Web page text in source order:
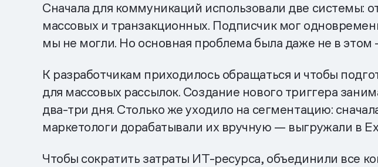
Сначала для коммуникаций использовали две системы:
массовых и транзакционных. Подписчик мог
мы не могли. Но основная проблема была даже не в
К разработчикам приходилось обращаться и чтобы
для массовых рассылок. Создание нового триггера
два-три дня. Столько же уходило на сегментацию:
маркетологи дорабатывали их вручную — выгружали в
Чтобы сократить затраты ИТ-ресурса, объединили все